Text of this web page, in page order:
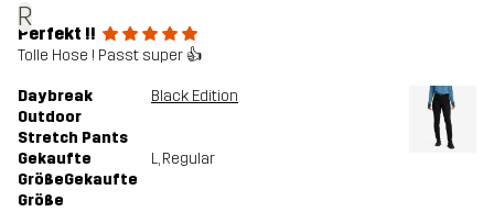
R
Perfekt !!
Tolle Hose ! Passt super 👍
Daybreak
Outdoor
Stretch Pants
Black Edition
Gekaufte
GrößeGekaufte
Größe
L, Regular